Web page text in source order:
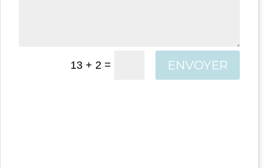
13 + 2 = ENVOYER